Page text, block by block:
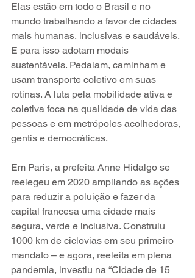
Elas estão em todo o Brasil e no
mundo trabalhando a favor de cidades
mais humanas, inclusivas e saudáveis.
E para isso adotam modais
sustentáveis. Pedalam, caminham e
usam transporte coletivo em suas
rotinas. A luta pela mobilidade ativa e
coletiva foca na qualidade de vida das
pessoas e em metrópoles acolhedoras,
gentis e democráticas.
Em Paris, a prefeita Anne Hidalgo se
reelegeu em 2020 ampliando as ações
para reduzir a poluição e fazer da
capital francesa uma cidade mais
segura, verde e inclusiva. Construiu
1000 km de ciclovias em seu primeiro
mandato – e agora, reeleita em plena
pandemia, investiu na “Cidade de 15